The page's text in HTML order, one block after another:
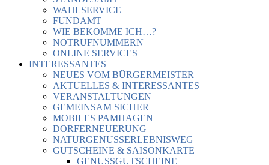
WAHLSERVICE
FUNDAMT
WIE BEKOMME ICH…?
NOTRUFNUMMERN
ONLINE SERVICES
INTERESSANTES
NEUES VOM BÜRGERMEISTER
AKTUELLES & INTERESSANTES
VERANSTALTUNGEN
GEMEINSAM SICHER
MOBILES PAMHAGEN
DORFERNEUERUNG
NATURGENUSSERLEBNISWEG
GUTSCHEINE & SAISONKARTE
GENUSSGUTSCHEINE